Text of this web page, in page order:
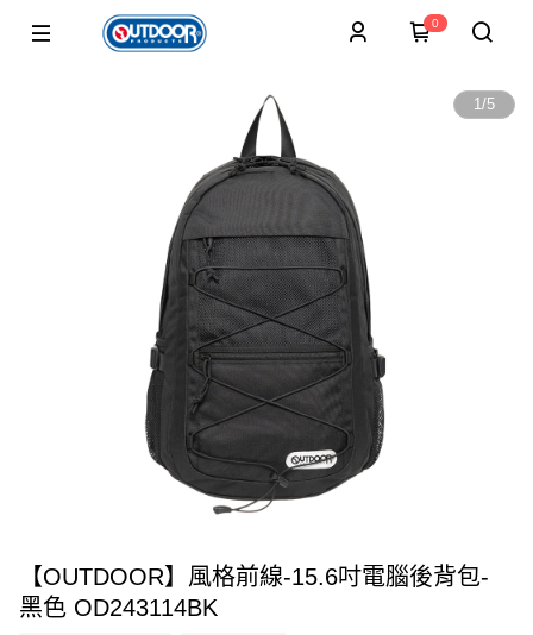
0
1/5
【OUTDOOR】風格前線-15.6吋電腦後背包-
黑色 OD243114BK